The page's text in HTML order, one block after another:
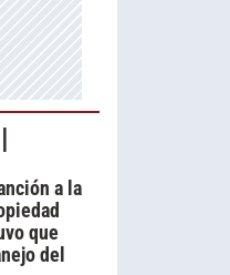
a la
que
del